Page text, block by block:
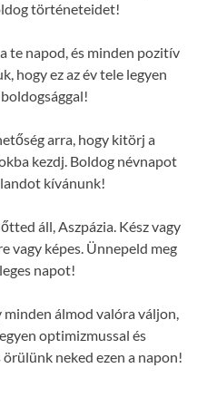
történeteidet!
te napod, és minden pozitív
hogy ez az év tele legyen
arra, hogy kitörj a
kezdj. Boldog névnapot
kívánunk!
áll, Aszpázia. Kész vagy
vagy képes. Ünnepeld meg
napot!
álmod valóra váljon,
optimizmussal és
neked ezen a napon!